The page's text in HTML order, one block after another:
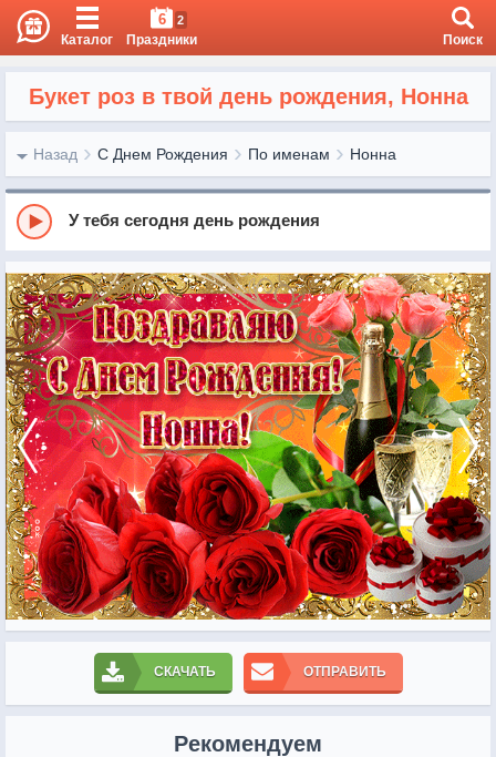
Каталог
6 2
Праздники Поиск
Букет роз в твой день рождения, Нонна
Назад С Днем Рождения По именам Нонна
У тебя сегодня день рождения
СКАЧАТЬ ОТПРАВИТЬ
Рекомендуем